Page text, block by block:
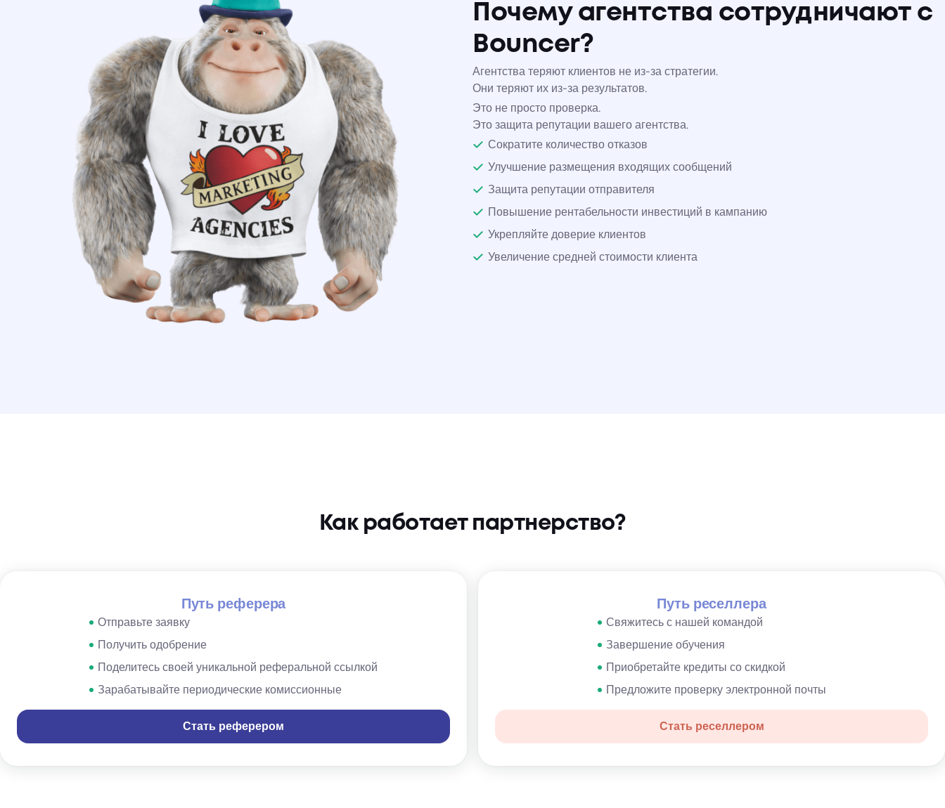
Почему агентства сотрудничают с
Bouncer?
Агентства теряют клиентов не из-за стратегии.
Они теряют их из-за результатов.
Это не просто проверка.
Это защита репутации вашего агентства.
Сократите количество отказов
Улучшение размещения входящих сообщений
Защита репутации отправителя
Повышение рентабельности инвестиций в кампанию
Укрепляйте доверие клиентов
Увеличение средней стоимости клиента
Как работает партнерство?
Путь реферера
Отправьте заявку
Получить одобрение
Поделитесь своей уникальной реферальной ссылкой
Зарабатывайте периодические комиссионные
Стать реферером
Путь реселлера
Свяжитесь с нашей командой
Завершение обучения
Приобретайте кредиты со скидкой
Предложите проверку электронной почты
Стать реселлером